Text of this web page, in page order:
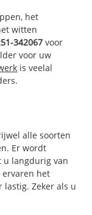
het
witten
342067 voor
voor uw
is veelal
alle soorten
Er wordt
u langdurig van
ervaren het
Zeker als u